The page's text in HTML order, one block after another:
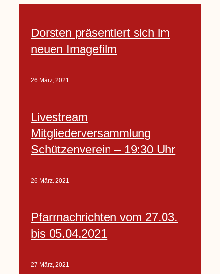
Dorsten präsentiert sich im
neuen Imagefilm
26 März, 2021
Livestream
Mitgliederversammlung
Schützenverein – 19:30 Uhr
26 März, 2021
Pfarrnachrichten vom 27.03.
bis 05.04.2021
27 März, 2021